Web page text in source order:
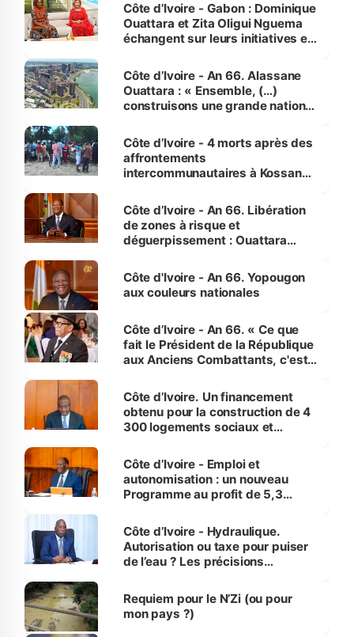
Côte d’Ivoire - Gabon : Dominique
Ouattara et Zita Oligui Nguema
échangent sur leurs initiatives en
enfants
Côte d’Ivoire - An 66. Alassane
Ouattara : « Ensemble, (…)
construisons une grande nation
générations futures »
Côte d’Ivoire - 4 morts après des
affrontements
intercommunautaires à Kossandji
milieu des sinistrés
Côte d’Ivoire - An 66. Libération
de zones à risque et
déguerpissement : Ouattara
l'Etat de droit pour préserver les
vies humaines »
Côte d'Ivoire - An 66. Yopougon
aux couleurs nationales
Côte d’Ivoire - An 66. « Ce que
fait le Président de la République
aux Anciens Combattants, c'est
Côte d’Ivoire. Un financement
obtenu pour la construction de 4
300 logements sociaux et
et Yamoussoukro
Côte d’Ivoire - Emploi et
autonomisation : un nouveau
Programme au profit de 5,3
Côte d’Ivoire - Hydraulique.
Autorisation ou taxe pour puiser
de l’eau ? Les précisions
Requiem pour le N’Zi (ou pour
mon pays ?)